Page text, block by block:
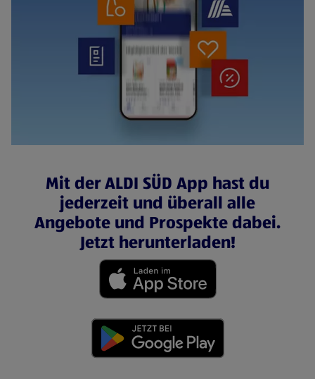
Mit der ALDI SÜD App hast du
jederzeit und überall alle
Angebote und Prospekte dabei.
Jetzt herunterladen!